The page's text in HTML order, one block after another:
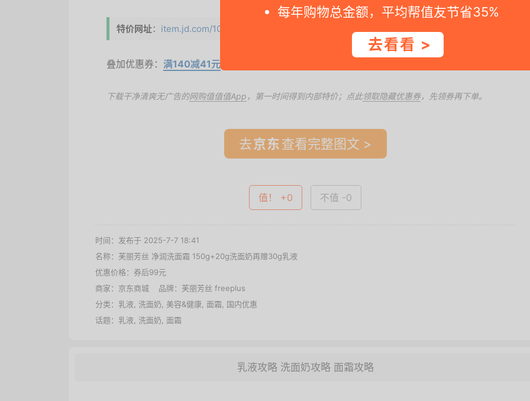
每年购物总金额，平均帮值友节省35%
去看看 >
特价网址： item.jd.com/10031874507728.....
叠加优惠券： 满140减41元
下载干净清爽无广告的网购值值值App ，第一时间得到内部特价；点此领取隐藏优惠券，先领券再下单。
去 查看完整图文 >
值！ +0 不值 -0
时间：发布于 2025-7-7 18:41
名称： 芙丽芳丝 净润洗面霜 150g+20g洗面奶再赠30g乳液
优惠价格： 券后99元
商家： 京东商城 品牌： 芙丽芳丝 freeplus
分类： 乳液 洗面奶 美容&健康 面霜
国内优惠
话题： 乳液 洗面奶 面霜
乳液攻略 洗面奶攻略 面霜攻略